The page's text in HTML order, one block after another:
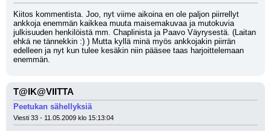
Kiitos kommentista. Joo, nyt viime aikoina en ole paljon piirrellyt
ankkoja enemmän kaikkea muuta maisemakuvaa ja mutokuvia
julkisuuden henkilöistä mm. Chaplinista ja Paavo Väyrysestä. (Laitan
ehkä ne tännekkin :) ) Mutta kyllä minä myös ankkojakin piirrän
edelleen ja nyt kun tulee kesäkin niin pääsee taas harjoittelemaan
enemmän.
T@IK@VIITTA
Peetukan sähellyksiä
Viesti 33 - 11.05.2009 klo 15:13:04